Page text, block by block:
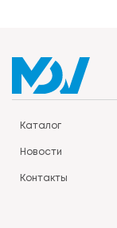
Каталог
Новости
Контакты